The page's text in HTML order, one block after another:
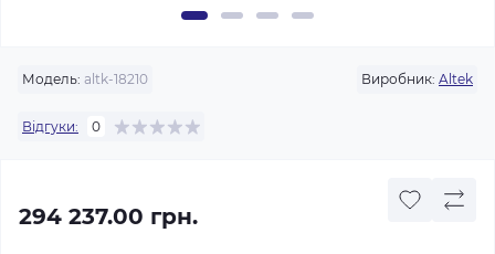
Модель: altk-18210 Виробник: Altek
Відгуки: 0
294 237.00 грн.